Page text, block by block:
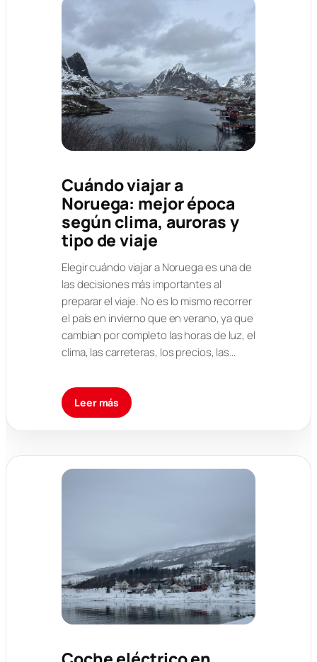
Cuándo viajar a
Noruega: mejor época
según clima, auroras y
tipo de viaje
Elegir cuándo viajar a Noruega es una de
las decisiones más importantes al
preparar el viaje. No es lo mismo recorrer
el país en invierno que en verano, ya que
cambian por completo las horas de luz, el
clima, las carreteras, los precios, las…
Leer más